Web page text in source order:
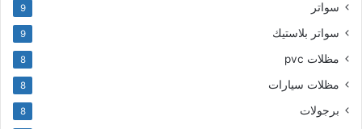
سواتر 9
سواتر بلاستيك 9
مظلات pvc 8
مظلات سيارات 8
برجولات 8